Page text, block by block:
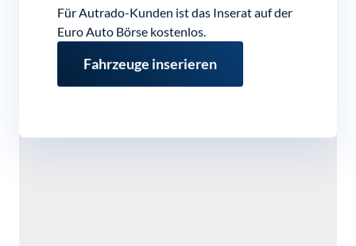
Für Autrado-Kunden ist das Inserat auf der
Euro Auto Börse kostenlos.
Fahrzeuge inserieren